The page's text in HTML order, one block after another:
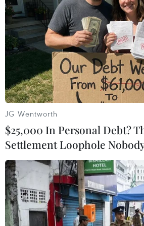
#Trung Quốc #Sách trắng quốc
Anh
Trung Quốc
Theo dõi VietnamPlus
TIN CÙNG CHUYÊN MỤC
Cần Thơ thúc đẩy hợp tác du
đối tác Hàn Quốc
07/08/2026 12:46
JG Wentworth
$25,000 In Personal Debt?
Settlement Loophole